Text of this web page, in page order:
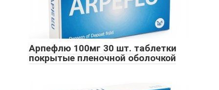
Арпефлю 100мг 30 шт. таблетки
покрытые пленочной оболочкой